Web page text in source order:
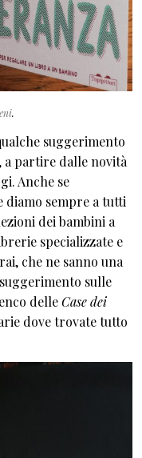
.
suggerimento
a partire dalle novità
Anche se
diamo sempre a tutti
dei bambini a
specializzate e
che ne sanno una
sulle
delleCase dei
dove trovate tutto